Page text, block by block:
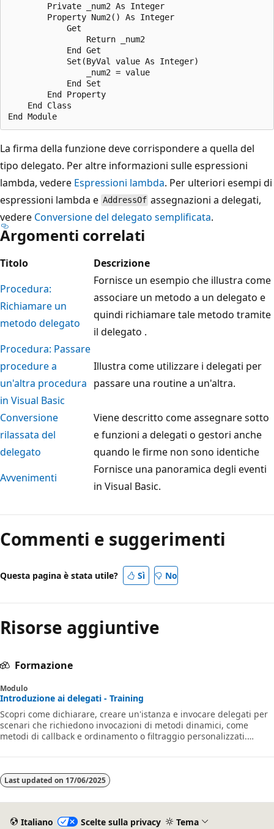
        Private _num2 As Integer
        Property Num2() As Integer
            Get
                Return _num2
            End Get
            Set(ByVal value As Integer)
                _num2 = value
            End Set
        End Property
    End Class
La firma della funzione deve corrispondere a quella del
tipo delegato. Per altre informazioni sulle espressioni
lambda, vedere Espressioni lambda. Per ulteriori esempi di
espressioni lambda e AddressOf assegnazioni a delegati,
vedere Conversione del delegato semplificata.
Argomenti correlati
Titolo
Descrizione
Procedura:
Richiamare un
metodo delegato
Fornisce un esempio che illustra come
associare un metodo a un delegato e
quindi richiamare tale metodo tramite
il delegato .
Procedura: Passare
procedure a
un'altra procedura
in Visual Basic
Illustra come utilizzare i delegati per
passare una routine a un'altra.
Conversione
rilassata del
delegato
Viene descritto come assegnare sotto
e funzioni a delegati o gestori anche
quando le firme non sono identiche
Avvenimenti
Fornisce una panoramica degli eventi
in Visual Basic.
Commenti e suggerimenti
Questa pagina è stata utile? Sì No
Risorse aggiuntive
Formazione
Modulo
Introduzione ai delegati - Training
Scopri come dichiarare, creare un'istanza e invocare delegati per
scenari che richiedono invocazioni di metodi dinamici, come
metodi di callback e ordinamento o filtraggio personalizzati.
ed estendibile in grado di adattarsi ai requisiti mutevoli.
Last updated on 17/06/2025
Italiano Scelte sulla privacy Tema